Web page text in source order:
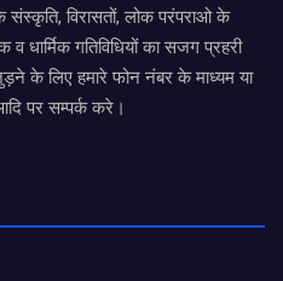
संस्कृति, विरासतों, लोक परंपराओ के
धार्मिक गतिविधियों का सजग प्रहरी
के लिए हमारे फोन नंबर के माध्यम या
पर सम्पर्क करे।